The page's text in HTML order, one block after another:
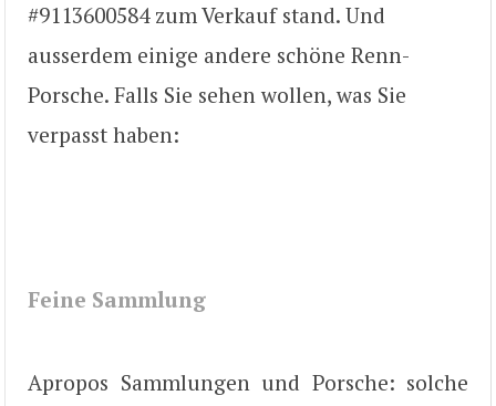
#9113600584 zum Verkauf stand. Und
ausserdem einige andere schöne Renn-
Porsche. Falls Sie sehen wollen, was Sie
verpasst haben:
Feine Sammlung
Apropos Sammlungen und Porsche: solche